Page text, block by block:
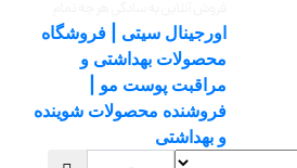
اورجینال سیتی | فروشگاه
محصولات بهداشتی و
مراقبت پوست مو |
فروشنده محصولات شوینده
و بهداشتی